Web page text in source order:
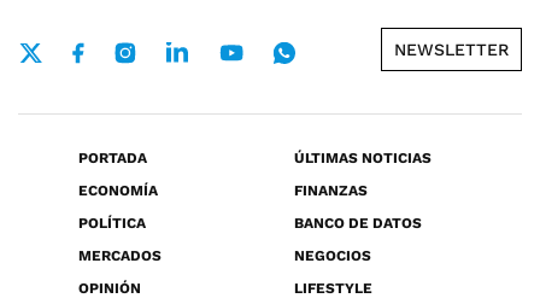
NEWSLETTER
PORTADA
ÚLTIMAS NOTICIAS
ECONOMÍA
FINANZAS
POLÍTICA
BANCO DE DATOS
MERCADOS
NEGOCIOS
OPINIÓN
LIFESTYLE